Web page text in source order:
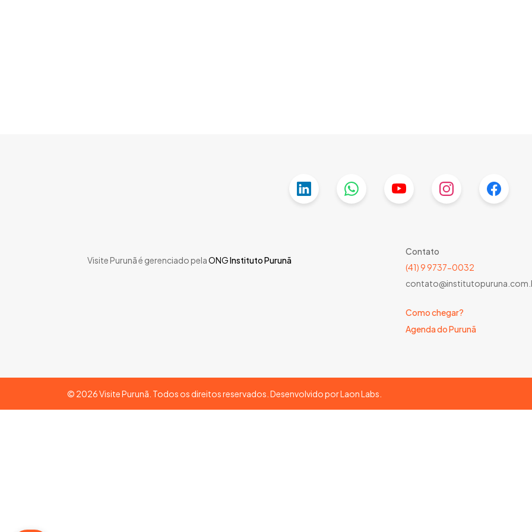
Visite Purunã é gerenciado pelaONGInstituto Purunã
Contato
(41) 9 9737-0032
Como chegar?
Agenda do Purunã
© 2026Visite Purunã. Todos os direitos reservados. Desenvolvido porLaon Labs